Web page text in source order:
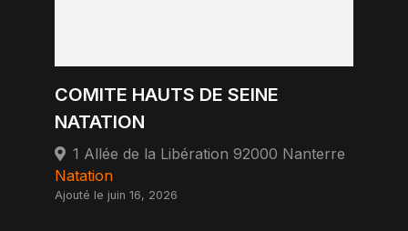
COMITE HAUTS DE SEINE
NATATION
1 Allée de la Libération 92000 Nanterre
Natation
Ajouté le juin 16, 2026